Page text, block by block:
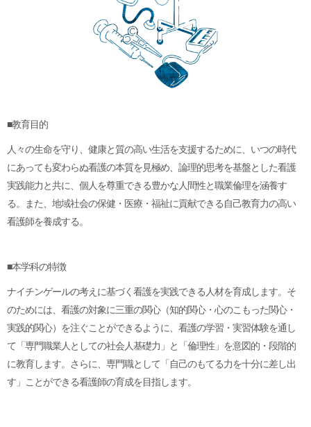
■教育目的
人々の生命を守り、健康と質の高い生活を支援するために、いつの時代
にあっても変わらぬ看護の本質を見極め、論理的思考を基盤とした看護
実践能力と共に、個人を尊重できる豊かな人間性と職業倫理を涵養す
る。また、地域社会の保健・医療・福祉に貢献できる自己教育力の高い
看護師を養成する。
■本学科の特徴
ナイチンゲールの考えに基づく看護を実践できる人材を育成します。そ
のためには、看護の対象に三重の関心（知的関心・心のこもった関心・
実践的関心）を注ぐことができるように、看護の学習・実習体験を通し
て「専門職業人としての社会人基礎力」と「倫理性」を意図的・段階的
に教育します。さらに、専門職として「自己のもてる力を十分に差し出
す」ことができる看護師の育成を目指します。